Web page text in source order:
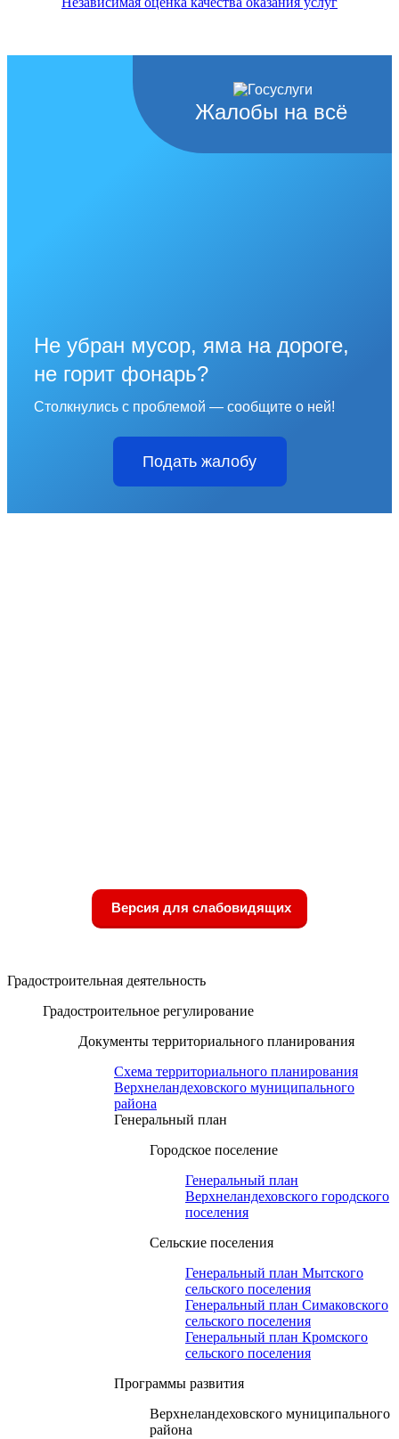
Жалобы на всё
Не убран мусор, яма на дороге,
не горит фонарь?
Столкнулись с проблемой — сообщите о ней!
Подать жалобу
Версия для слабовидящих
Градостроительная деятельность
Градостроительное регулирование
Документы территориального планирования
Схема территориального планирования
Верхнеландеховского муниципального
района
Генеральный план
Городское поселение
Генеральный план
Верхнеландеховского городского
поселения
Сельские поселения
Генеральный план Мытского
сельского поселения
Генеральный план Симаковского
сельского поселения
Генеральный план Кромского
сельского поселения
Программы развития
Верхнеландеховского муниципального
района